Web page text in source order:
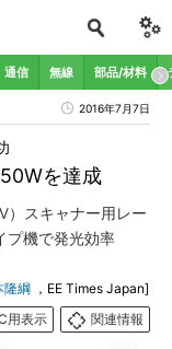
通信 無線 部品/材料
2016年7月7日
を達成
）スキャナー用レー
プ機で発光効率
隆綱 ，EE Times Japan]
用表示
関連情報